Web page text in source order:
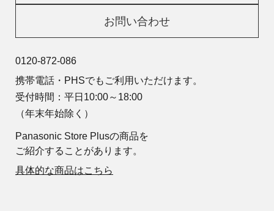
お問い合わせ
0120-872-086
携帯電話・PHSでもご利用いただけます。
受付時間：平日10:00～18:00
（年末年始除く）
Panasonic Store Plusの商品を
ご紹介することがあります。
具体的な商品はこちら